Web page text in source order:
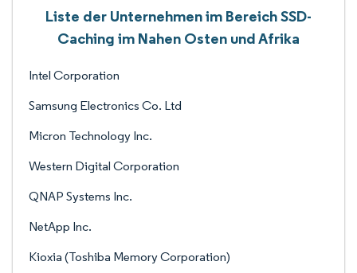
Liste der Unternehmen im Bereich SSD-
Caching im Nahen Osten und Afrika
Intel Corporation
Samsung Electronics Co. Ltd
Micron Technology Inc.
Western Digital Corporation
QNAP Systems Inc.
NetApp Inc.
Kioxia (Toshiba Memory Corporation)